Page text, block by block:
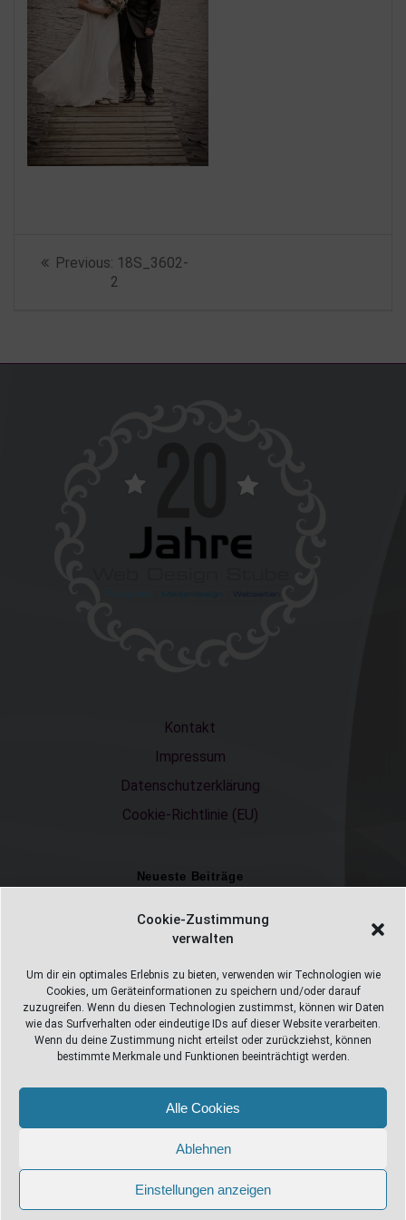
Cookie-Zustimmung
verwalten
Um dir ein optimales Erlebnis zu bieten, verwenden wir Technologien wie
Cookies, um Geräteinformationen zu speichern und/oder darauf
zuzugreifen. Wenn du diesen Technologien zustimmst, können wir Daten
wie das Surfverhalten oder eindeutige IDs auf dieser Website verarbeiten.
Wenn du deine Zustimmung nicht erteilst oder zurückziehst, können
bestimmte Merkmale und Funktionen beeinträchtigt werden.
Alle Cookies
Ablehnen
Einstellungen anzeigen
Beitragsnavigation
Previous: Previous
post:
18S_3602-
2
Kontakt
Impressum
Datenschutzerklärung
Cookie-Richtlinie (EU)
Neueste Beiträge
Einschulungsfotos 2026 – ein unvergesslicher Moment
Fotostudio in Fichtelberg
Alles Pizza oder was ;-)
Überweisungen
Weihnachtsfotoshooting 2026
Web Design Stube 95686 Fichtelberg
Bayreuther Straße 10
info@webdesign-stube.de